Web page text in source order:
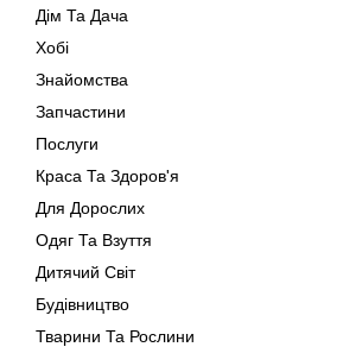
Дім Та Дача
Хобі
Знайомства
Запчастини
Послуги
Краса Та Здоров'я
Для Дорослих
Одяг Та Взуття
Дитячий Світ
Будівництво
Тварини Та Рослини